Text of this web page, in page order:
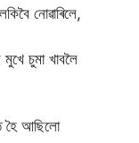
নোৱাৰিলে,
চুমা খাবলৈ
হৈ আছিলো